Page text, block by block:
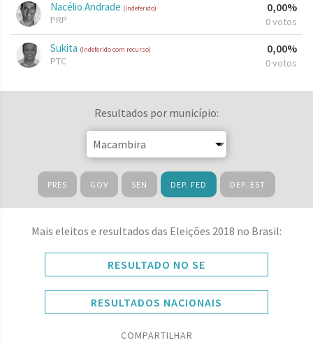
Nacélio Andrade (Indeferido)
PRP
0,00%
0 votos
Sukita (Indeferido com recurso)
PTC
0,00%
0 votos
Resultados por município:
PRES GOV SEN DEP. FED DEP. EST
Mais eleitos e resultados das Eleições 2018 no Brasil:
RESULTADO NO SE
RESULTADOS NACIONAIS
COMPARTILHAR